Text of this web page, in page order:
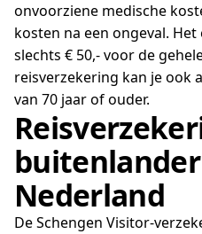
onvoorziene medische
kosten na een ongeval.
slechts € 50,- voor de
reisverzekering kan je ook
van 70 jaar of ouder.
Nederland
De Schengen Visitor-